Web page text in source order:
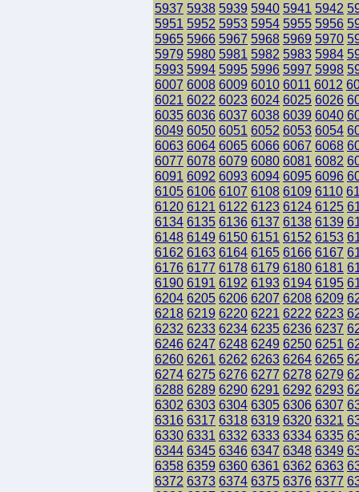
5937 5938 5939 5940 5941 5942
5951 5952 5953 5954 5955 5956
5965 5966 5967 5968 5969 5970
5979 5980 5981 5982 5983 5984
5993 5994 5995 5996 5997 5998
6007 6008 6009 6010 6011 6012
6021 6022 6023 6024 6025 6026
6035 6036 6037 6038 6039 6040
6049 6050 6051 6052 6053 6054
6063 6064 6065 6066 6067 6068
6077 6078 6079 6080 6081 6082
6091 6092 6093 6094 6095 6096
6105 6106 6107 6108 6109 6110
6120 6121 6122 6123 6124 6125
6134 6135 6136 6137 6138 6139
6148 6149 6150 6151 6152 6153
6162 6163 6164 6165 6166 6167
6176 6177 6178 6179 6180 6181
6190 6191 6192 6193 6194 6195
6204 6205 6206 6207 6208 6209
6218 6219 6220 6221 6222 6223
6232 6233 6234 6235 6236 6237
6246 6247 6248 6249 6250 6251
6260 6261 6262 6263 6264 6265
6274 6275 6276 6277 6278 6279
6288 6289 6290 6291 6292 6293
6302 6303 6304 6305 6306 6307
6316 6317 6318 6319 6320 6321
6330 6331 6332 6333 6334 6335
6344 6345 6346 6347 6348 6349
6358 6359 6360 6361 6362 6363
6372 6373 6374 6375 6376 6377